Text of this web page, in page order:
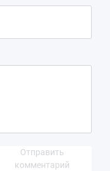
Отправить
комментарий